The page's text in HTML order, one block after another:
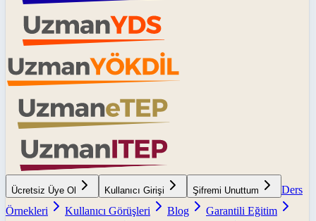
Ücretsiz Üye Ol Kullanıcı Girişi Şifremi Unuttum
Ders
Örnekleri
Kullanıcı Görüşleri Blog
Garantili Eğitim